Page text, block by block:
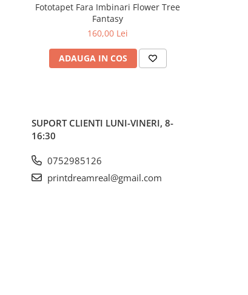
Fototapet Fara Imbinari Flower Tree
Fantasy
160,00 Lei
ADAUGA IN COS
SUPORT CLIENTI LUNI-VINERI, 8-
16:30
0752985126
printdreamreal@gmail.com